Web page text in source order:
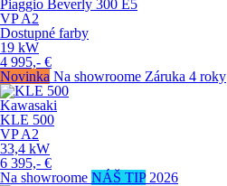
Piaggio Beverly 300 E5
VPA2
Dostupné farby
19 kW
4 995,- €
Novinka Na showroome Záruka 4 roky
Kawasaki
KLE 500
VPA2
33,4 kW
6 395,- €
Na showroome NÁŠ TIP 2026